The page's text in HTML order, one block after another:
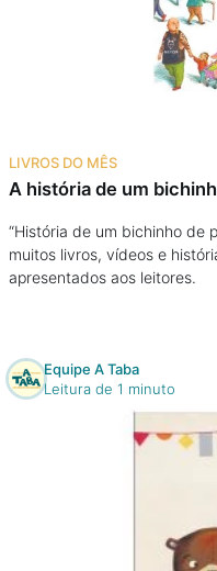
LIVROS DO MÊS
A história de um
“História de um bichinho de
muitos livros, vídeos e
apresentados aos leitores.
Equipe A Taba
Leitura de 1 minuto